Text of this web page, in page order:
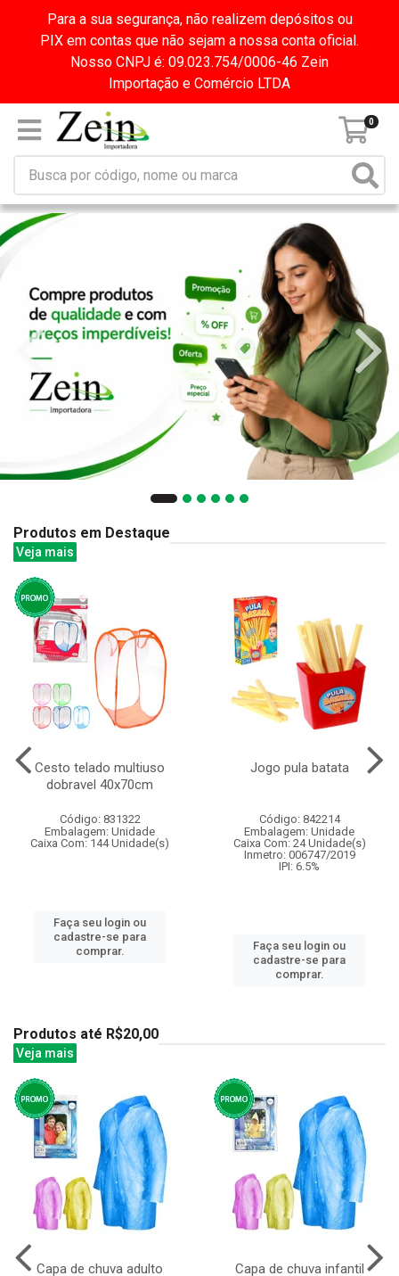
Para a sua segurança, não realizem depósitos ou
PIX em contas que não sejam a nossa conta oficial.
Nosso CNPJ é: 09.023.754/0006-46 Zein
Importação e Comércio LTDA
0
Produtos em Destaque
Veja mais
Cesto telado multiuso
dobravel 40x70cm
Código: 831322
Embalagem: Unidade
Caixa Com: 144 Unidade(s)
Faça seu login ou
cadastre-se para
comprar.
Jogo pula batata
Código: 842214
Embalagem: Unidade
Caixa Com: 24 Unidade(s)
Inmetro: 006747/2019
IPI: 6.5%
Faça seu login ou
cadastre-se para
comprar.
Produtos até R$20,00
Veja mais
Capa de chuva adulto Capa de chuva infantil